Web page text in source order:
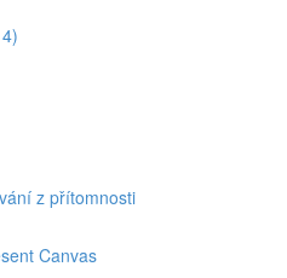
z přítomnosti
Canvas